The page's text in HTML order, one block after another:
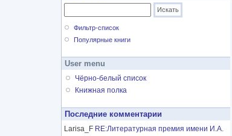
Фильтр-список
Популярные книги
User menu
Чёрно-белый список
Книжная полка
Последние комментарии
Larisa_F RE:Литературная премия имени И.А.